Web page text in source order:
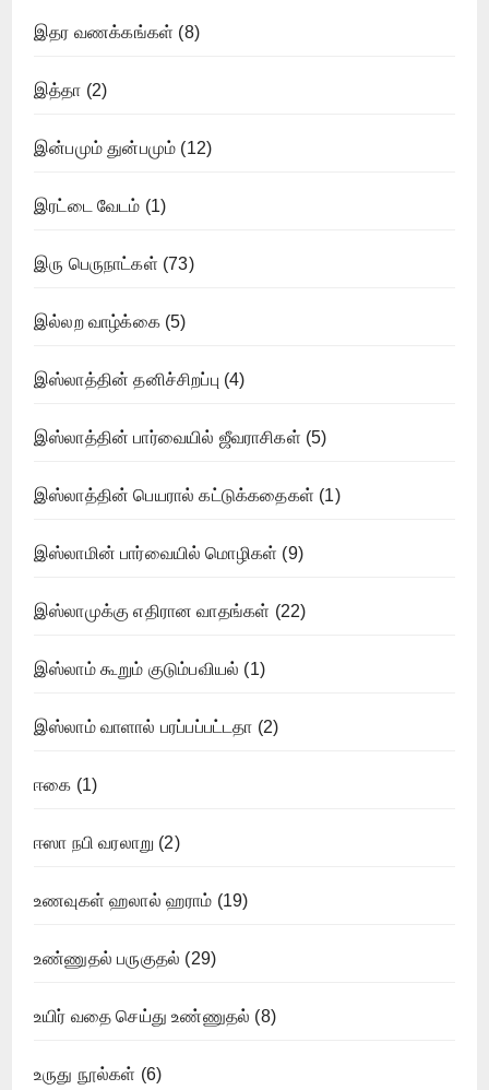
இதர வணக்கங்கள் (8)
இத்தா (2)
இன்பமும் துன்பமும் (12)
இரட்டை வேடம் (1)
இரு பெருநாட்கள் (73)
இல்லற வாழ்க்கை(5)
இஸ்லாத்தின் தனிச்சிறப்பு (4)
இஸ்லாத்தின் பார்வையில் ஜீவராசிகள் (5)
இஸ்லாத்தின் பெயரால் கட்டுக்கதைகள் (1)
இஸ்லாமின் பார்வையில் மொழிகள் (9)
இஸ்லாமுக்கு எதிரான வாதங்கள் (22)
இஸ்லாம் கூறும் குடும்பவியல் (1)
இஸ்லாம் வாளால் பரப்பப்பட்டதா (2)
ஈகை (1)
ஈஸா நபி வரலாறு (2)
உணவுகள் ஹலால் ஹராம் (19)
உண்ணுதல் பருகுதல் (29)
உயிர் வதை செய்து உண்ணுதல் (8)
உருது நூல்கள் (6)